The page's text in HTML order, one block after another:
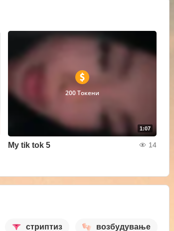
1:07
200 Токени
My tik tok 5 14
стриптиз возбудување